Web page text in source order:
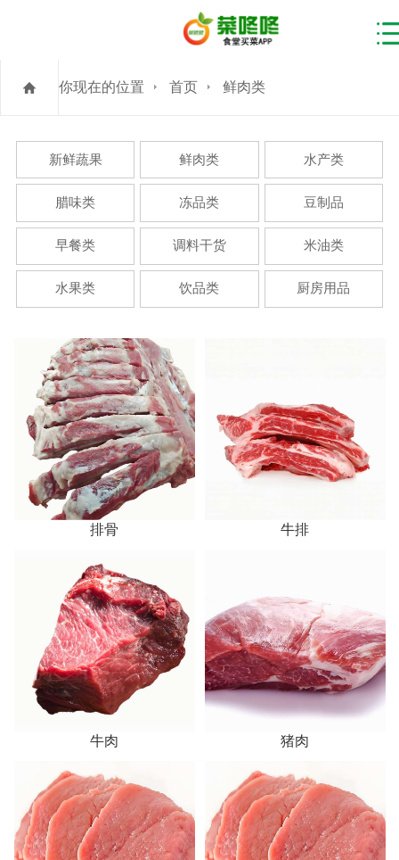
你现在的位置 首页 鲜肉类
新鲜蔬果 鲜肉类 水产类
腊味类 冻品类 豆制品
早餐类 调料干货 米油类
水果类 饮品类 厨房用品
排骨 牛排
牛肉 猪肉